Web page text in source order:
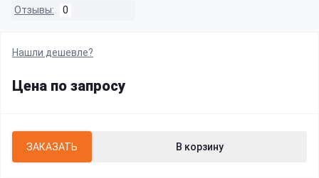
Отзывы: 0
Нашли дешевле?
Цена по запросу
ЗАКАЗАТЬ В корзину